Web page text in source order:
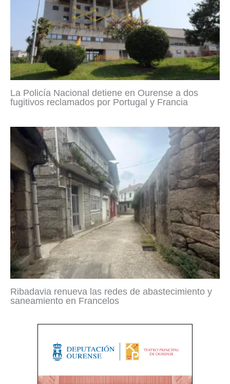
La Policía Nacional detiene en Ourense a dos
fugitivos reclamados por Portugal y Francia
Ribadavia renueva las redes de abastecimiento y
saneamiento en Francelos